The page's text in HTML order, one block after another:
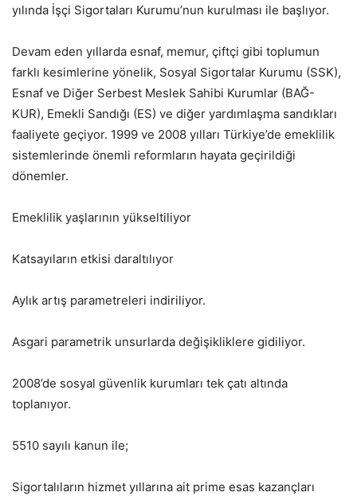
yılında İşçi Sigortaları Kurumu’nun kurulması ile başlıyor.
Devam eden yıllarda esnaf, memur, çiftçi gibi toplumun
farklı kesimlerine yönelik, Sosyal Sigortalar Kurumu (SSK),
Esnaf ve Diğer Serbest Meslek Sahibi Kurumlar (BAĞ-
KUR), Emekli Sandığı (ES) ve diğer yardımlaşma sandıkları
faaliyete geçiyor. 1999 ve 2008 yılları Türkiye’de emeklilik
sistemlerinde önemli reformların hayata geçirildiği
dönemler.
Emeklilik yaşlarının yükseltiliyor
Katsayıların etkisi daraltılıyor
Aylık artış parametreleri indiriliyor.
Asgari parametrik unsurlarda değişikliklere gidiliyor.
2008’de sosyal güvenlik kurumları tek çatı altında
toplanıyor.
5510 sayılı kanun ile;
Sigortalıların hizmet yıllarına ait prime esas kazançları